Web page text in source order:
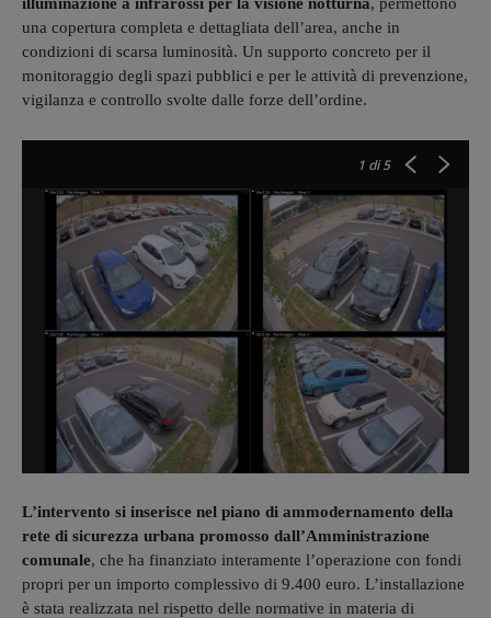
una copertura completa e dettagliata dell’area, anche in
condizioni di scarsa luminosità. Un supporto concreto per il
monitoraggio degli spazi pubblici e per le attività di prevenzione,
vigilanza e controllo svolte dalle forze dell’ordine.
1 di 5
L’intervento si inserisce nel piano di ammodernamento della
rete di sicurezza urbana promosso dall’Amministrazione
comunale, che ha finanziato interamente l’operazione con fondi
propri per un importo complessivo di 9.400 euro. L’installazione
è stata realizzata nel rispetto delle normative in materia di